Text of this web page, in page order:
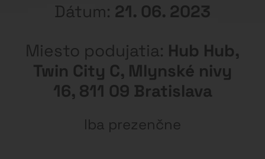
Dátum: 21. 06. 2023
Miesto podujatia: Hub Hub,
Twin City C, Mlynské nivy
16, 811 09 Bratislava
Iba prezenčne